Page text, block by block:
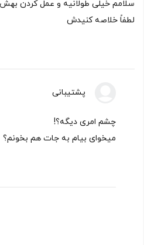
سلامم خیلی طولانیه و عمل کردن
لطفاً خلاصه کنیدش
پشتیبانی
چشم امری دیگه؟!
میخوای بیام به جات هم بخونم؟